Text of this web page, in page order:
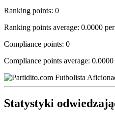
Ranking points: 0
Ranking points average: 0.0000
Compliance points: 0
Compliance points average:
Statystyki